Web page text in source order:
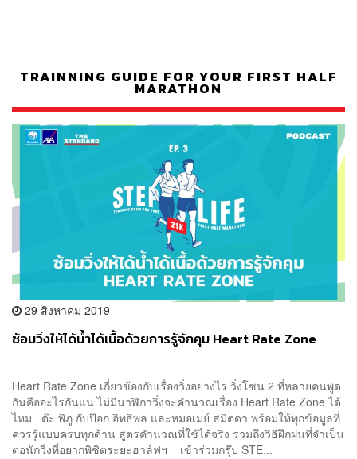
TRAINNING GUIDE FOR YOUR FIRST HALF
MARATHON
29 สิงหาคม 2019
ซ้อมวิ่งให้ได้น้ำได้เนื้อด้วยการรู้จักคุม Heart Rate Zone
Heart Rate Zone เกี่ยวข้องกับเรื่องวิ่งอย่างไร วิ่งโซน 2 ที่หลายคนพูด
กันคืออะไรกันแน่ ไม่มีนาฬิกาวิ่งจะคำนวณเรื่อง Heart Rate Zone ได้
ไหม ต๊ะ พิภู กับป๊อก อิทธิพล และหมอเมย์ สมิตดา พร้อมให้ทุกข้อมูลที่
ควรรู้แบบครบทุกด้าน สูตรคำนวณที่ใช้ได้จริง รวมถึงวิธีฝึกฝนที่จำเป็น
ต่อนักวิ่งที่อยากพิชิตระยะฮาล์ฟฯ เข้าร่วมกรุ๊ป STE...